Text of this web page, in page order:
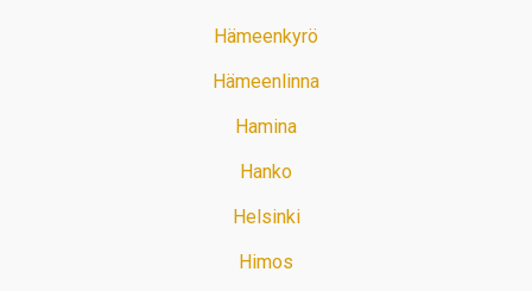
Hämeenkyrö
Hämeenlinna
Hamina
Hanko
Helsinki
Himos